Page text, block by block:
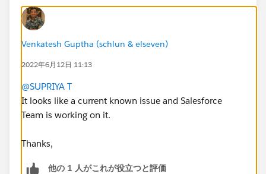
Venkatesh Guptha (schlun & elseven)
2022年6月12日 11:13
@SUPRIYA T
It looks like a current known issue and Salesforce
Team is working on it.
Thanks,
他の 1 人がこれが役立つと評価